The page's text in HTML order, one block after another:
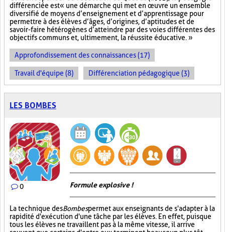
différenciée est « une démarche qui met en œuvre un ensemble
diversifié de moyens d’enseignement et d’apprentissage pour
permettre à des élèves d’âges, d’origines, d’aptitudes et de
savoir-faire hétérogènes d’atteindre par des voies différentes des
objectifs communs et, ultimement, la réussite éducative. »
Approfondissement des connaissances (17)
Travail d'équipe (8) Différenciation pédagogique (3)
LES BOMBES
0 Formule explosive !
La technique desBombespermet aux enseignants de s'adapter à la
rapidité d'exécution d'une tâche par les élèves. En effet, puisque
tous les élèves ne travaillent pas à la même vitesse, il arrive